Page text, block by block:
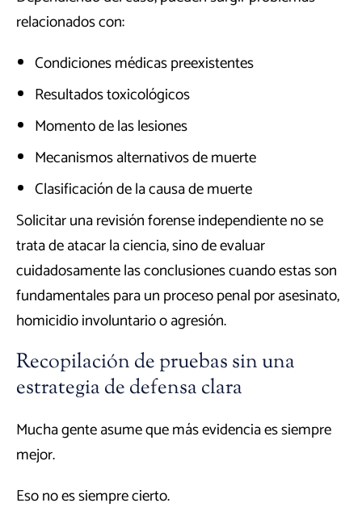
relacionados con:
Condiciones médicas preexistentes
Resultados toxicológicos
Momento de las lesiones
Mecanismos alternativos de muerte
Clasificación de la causa de muerte
Solicitar una revisión forense independiente no se
trata de atacar la ciencia, sino de evaluar
cuidadosamente las conclusiones cuando estas son
fundamentales para un proceso penal por asesinato,
homicidio involuntario o agresión.
Recopilación de pruebas sin una
estrategia de defensa clara
Mucha gente asume que más evidencia es siempre
mejor.
Eso no es siempre cierto.